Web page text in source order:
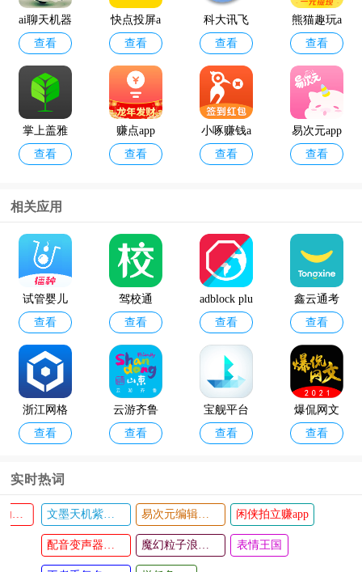
ai聊天机器
人
查看
快点投屏a
pp
查看
科大讯飞
语音引擎
最新版
查看
熊猫趣玩a
pp官方版
查看
掌上盖雅
考勤app官
查看
赚点app
查看
小啄赚钱a
pp
查看
易次元app
查看
12398能源
监管热线a
查看
geektyper
模拟黑客
软件手机
版
查看
相关应用
试管婴儿
查看
驾校通
查看
adblock plu
s安卓版
查看
鑫云通考
勤
查看
浙江网格
数字化管
查看
云游齐鲁
平台
查看
宝舰平台
查看
爆侃网文
软件平台
查看
2024新年
人生重启
计划
查看
moovit中
文版(智能
公交)
查看
实时热词
文墨天机紫薇斗数app 易次元编辑器手机版 闲侠拍立赚app
配音变声器手机版 魔幻粒子浪漫表白 表情王国